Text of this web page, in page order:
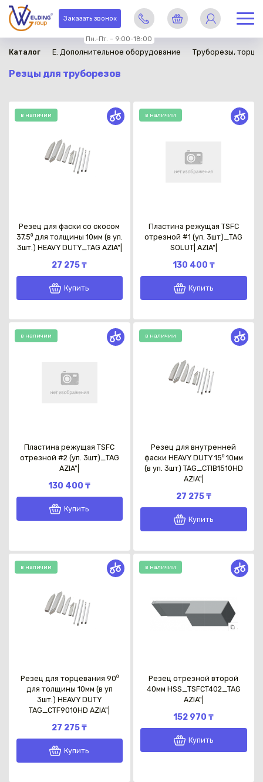
Заказать звонок
Пн.-Пт. – 9:00-18:00
Каталог E. Дополнительное оборудование Труборезы,
Резцы для труборезов
в наличии
Резец для фаски со скосом
37,5⁰ для толщины 10мм (в уп.
3шт.) HEAVY DUTY_TAG AZIA"|
27 275 ₸
Купить
в наличии
Пластина режущая TSFC
отрезной #1 (уп. 3шт)_TAG
SOLUT| AZIA"|
130 400 ₸
Купить
в наличии
Пластина режущая TSFC
отрезной #2 (уп. 3шт)_TAG
AZIA"|
130 400 ₸
Купить
в наличии
Резец для внутренней
фаски HEAVY DUTY 15⁰ 10мм
(в уп. 3шт) TAG_CTIB1510HD
AZIA"|
27 275 ₸
Купить
в наличии
Резец для торцевания 90⁰
для толщины 10мм (в уп
3шт.) HEAVY DUTY
TAG_CTF9010HD AZIA"|
27 275 ₸
Купить
в наличии
Резец отрезной второй
40мм HSS_TSFCT402_TAG
AZIA"|
152 970 ₸
Купить